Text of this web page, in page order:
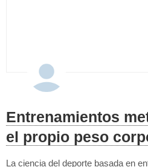
Entrenamientos
el propio peso
La ciencia del deporte basada en